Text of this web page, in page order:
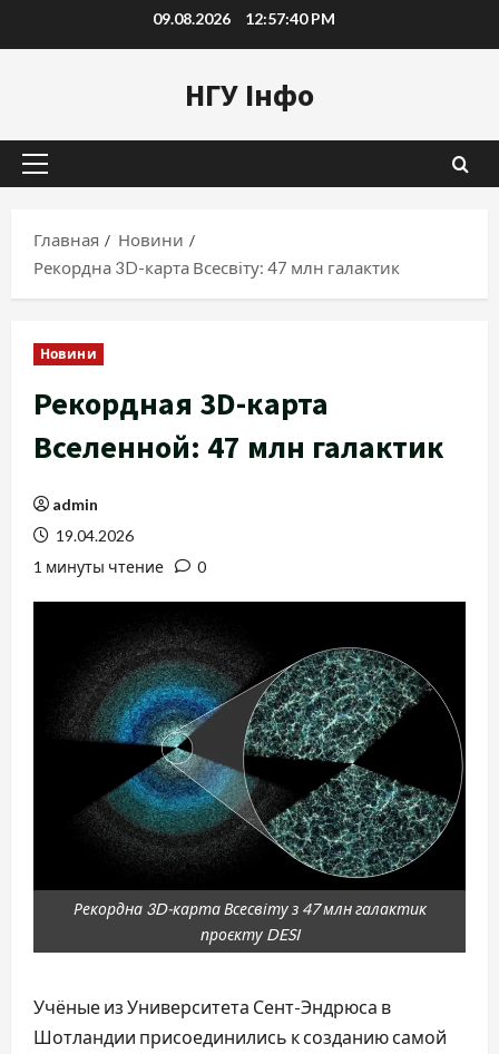
к
09.08.2026 12:57:41 PM
НГУ Інфо
Основное
Главная
Новини
Рекордна 3D-карта Всесвіту: 47 млн галактик
Новини
Рекордная 3D-карта
Вселенной: 47 млн галактик
admin
19.04.2026
1 минуты чтение
0
Рекордна 3D-карта Всесвіту з 47 млн галактик
проєкту DESI
Учёные из Университета Сент-Эндрюса в
Шотландии присоединились к созданию самой